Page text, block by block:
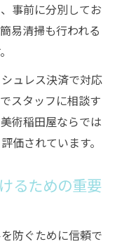
事前に分別してお
易清掃も行われる
ュレス決済で対応
スタッフに相談す
術稲田屋ならでは
価されています。
るための重要
防ぐために信頼で